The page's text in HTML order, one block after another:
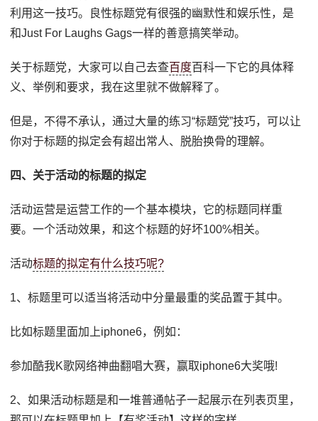
利用这一技巧。良性标题党有很强的幽默性和娱乐性，是
和Just For Laughs Gags一样的善意搞笑举动。
关于标题党，大家可以自己去查百度百科一下它的具体释
义、举例和要求，我在这里就不做解释了。
但是，不得不承认，通过大量的练习“标题党”技巧，可以让
你对于标题的拟定会有超出常人、脱胎换骨的理解。
四、关于活动的标题的拟定
活动运营是运营工作的一个基本模块，它的标题同样重
要。一个活动效果，和这个标题的好坏100%相关。
活动标题的拟定有什么技巧呢?
1、标题里可以适当将活动中分量最重的奖品置于其中。
比如标题里面加上iphone6，例如：
参加酷我K歌网络神曲翻唱大赛，赢取iphone6大奖哦!
2、如果活动标题是和一堆普通帖子一起展示在列表页里，